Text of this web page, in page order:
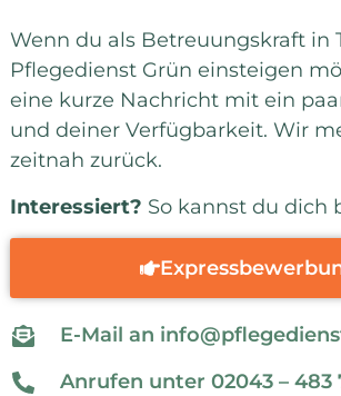
Wenn du als Betreuungskraft in
Pflegedienst Grün einsteigen
eine kurze Nachricht mit ein
und deiner Verfügbarkeit. Wir
zeitnah zurück.
Interessiert? So kannst du dich
E-Mail an
Anrufen unter 02043 – 483